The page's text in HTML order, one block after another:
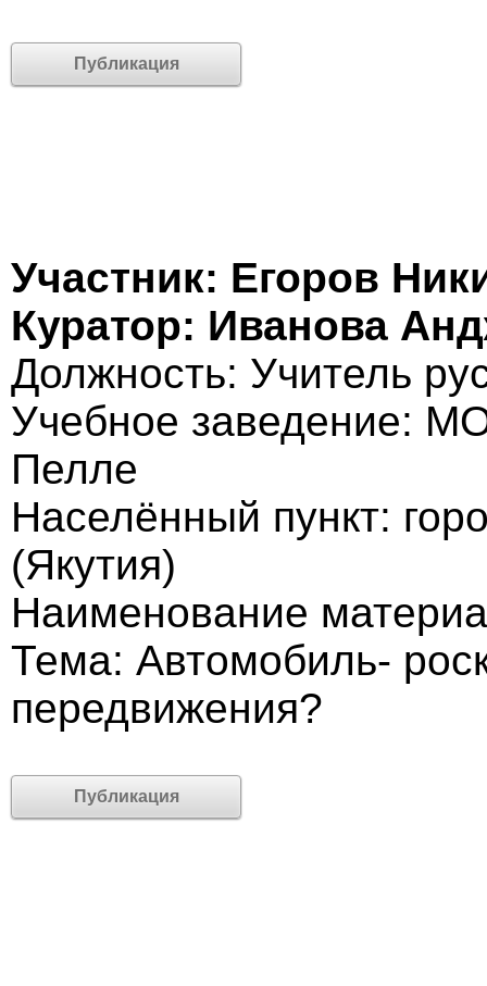
Публикация
Участник: Егоров
Куратор: Иванова
Должность: Учитель
Учебное заведение:
Пелле
Населённый пункт:
(Якутия)
Наименование
Тема: Автомобиль-
передвижения?
Публикация